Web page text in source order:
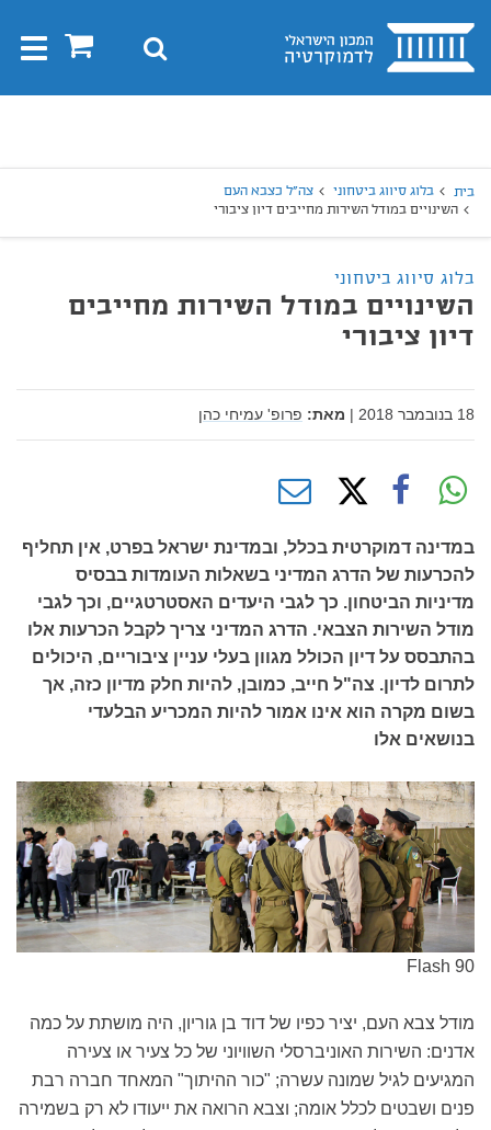
בית 0 חיפוש
בית בלוג סיווג ביטחוני
צה"ל כצבא העם
השינויים במודל השירות מחייבים דיון ציבורי
בלוג סיווג ביטחוני
השינויים במודל השירות מחייבים
דיון ציבורי
18 בנובמבר 2018 | מאת: פרופ' עמיחי כהן
במדינה דמוקרטית בכלל, ובמדינת ישראל בפרט, אין תחליף
להכרעות של הדרג המדיני בשאלות העומדות בבסיס
מדיניות הביטחון. כך לגבי היעדים האסטרטגיים, וכך לגבי
מודל השירות הצבאי. הדרג המדיני צריך לקבל הכרעות אלו
בהתבסס על דיון הכולל מגוון בעלי עניין ציבוריים, היכולים
לתרום לדיון. צה"ל חייב, כמובן, להיות חלק מדיון כזה, אך
בשום מקרה הוא אינו אמור להיות המכריע הבלעדי
בנושאים אלו
Flash 90
מודל צבא העם, יציר כפיו של דוד בן גוריון, היה מושתת על כמה
אדנים: השירות האוניברסלי השוויוני של כל צעיר או צעירה
המגיעים לגיל שמונה עשרה; "כור ההיתוך" המאחד חברה רבת
פנים ושבטים לכלל אומה; וצבא הרואה את ייעודו לא רק בשמירה